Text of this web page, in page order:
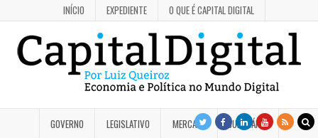
INÍCIO EXPEDIENTE O QUE É CAPITAL DIGITAL
GOVERNO LEGISLATIVO MERCADO JUDICIÁRIO